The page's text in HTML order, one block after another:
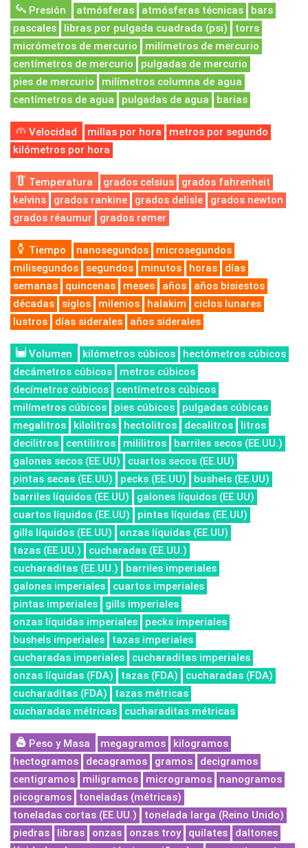
Presión atmósferas atmósferas técnicas
bars
pascales
libras por pulgada cuadrada (psi)
torrs
micrómetros de mercurio
milímetros de mercurio
centímetros de mercurio
pulgadas de mercurio
pies de mercurio
milímetros columna de agua
centímetros de agua
pulgadas de agua barias
Velocidad millas por hora
metros por segundo
kilómetros por hora
Temperatura grados celsius
grados fahrenheit
kelvins
grados rankine grados delisle
grados newton
grados réaumur
grados rømer
Tiempo nanosegundos
microsegundos
milisegundos
segundos minutos horas
días
semanas
quincenas meses años
años bisiestos
décadas
siglos milenios halakim
ciclos lunares
lustros
días siderales años siderales
Volumen kilómetros cúbicos
hectómetros cúbicos
decámetros cúbicos
metros cúbicos
decímetros cúbicos
centímetros cúbicos
milímetros cúbicos
pies cúbicos
pulgadas cúbicas
megalitros
kilolitros hectolitros decalitros
litros
decilitros
centilitros mililitros
barriles secos (EE.UU.)
galones secos (EE.UU)
cuartos secos (EE.UU)
pintas secas (EE.UU)
pecks (EE.UU)
bushels (EE.UU)
barriles líquidos (EE.UU)
galones líquidos (EE.UU)
cuartos líquidos (EE.UU)
pintas líquidas (EE.UU)
gills líquidos (EE.UU)
onzas líquidas (EE.UU)
tazas (EE.UU.)
cucharadas (EE.UU.)
cucharaditas (EE.UU.)
barriles imperiales
galones imperiales
cuartos imperiales
pintas imperiales
gills imperiales
onzas líquidas imperiales
pecks imperiales
bushels imperiales
tazas imperiales
cucharadas imperiales
cucharaditas imperiales
onzas líquidas (FDA)
tazas (FDA)
cucharadas (FDA)
cucharaditas (FDA)
tazas métricas
cucharadas métricas
cucharaditas métricas
Peso y Masa megagramos
kilogramos
hectogramos
decagramos gramos
decigramos
centigramos
miligramos microgramos
nanogramos
picogramos
toneladas (métricas)
toneladas cortas (EE.UU.)
tonelada larga (Reino Unido)
piedras
libras onzas onzas troy quilates
daltones